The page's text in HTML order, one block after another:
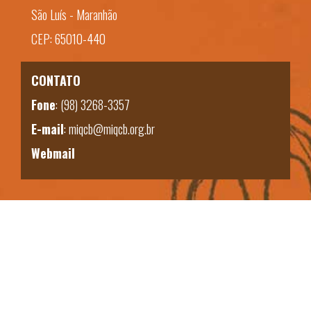
São Luís - Maranhão
CEP: 65010-440
CONTATO
Fone: (98) 3268-3357
E-mail:miqcb@miqcb.org.br
Webmail